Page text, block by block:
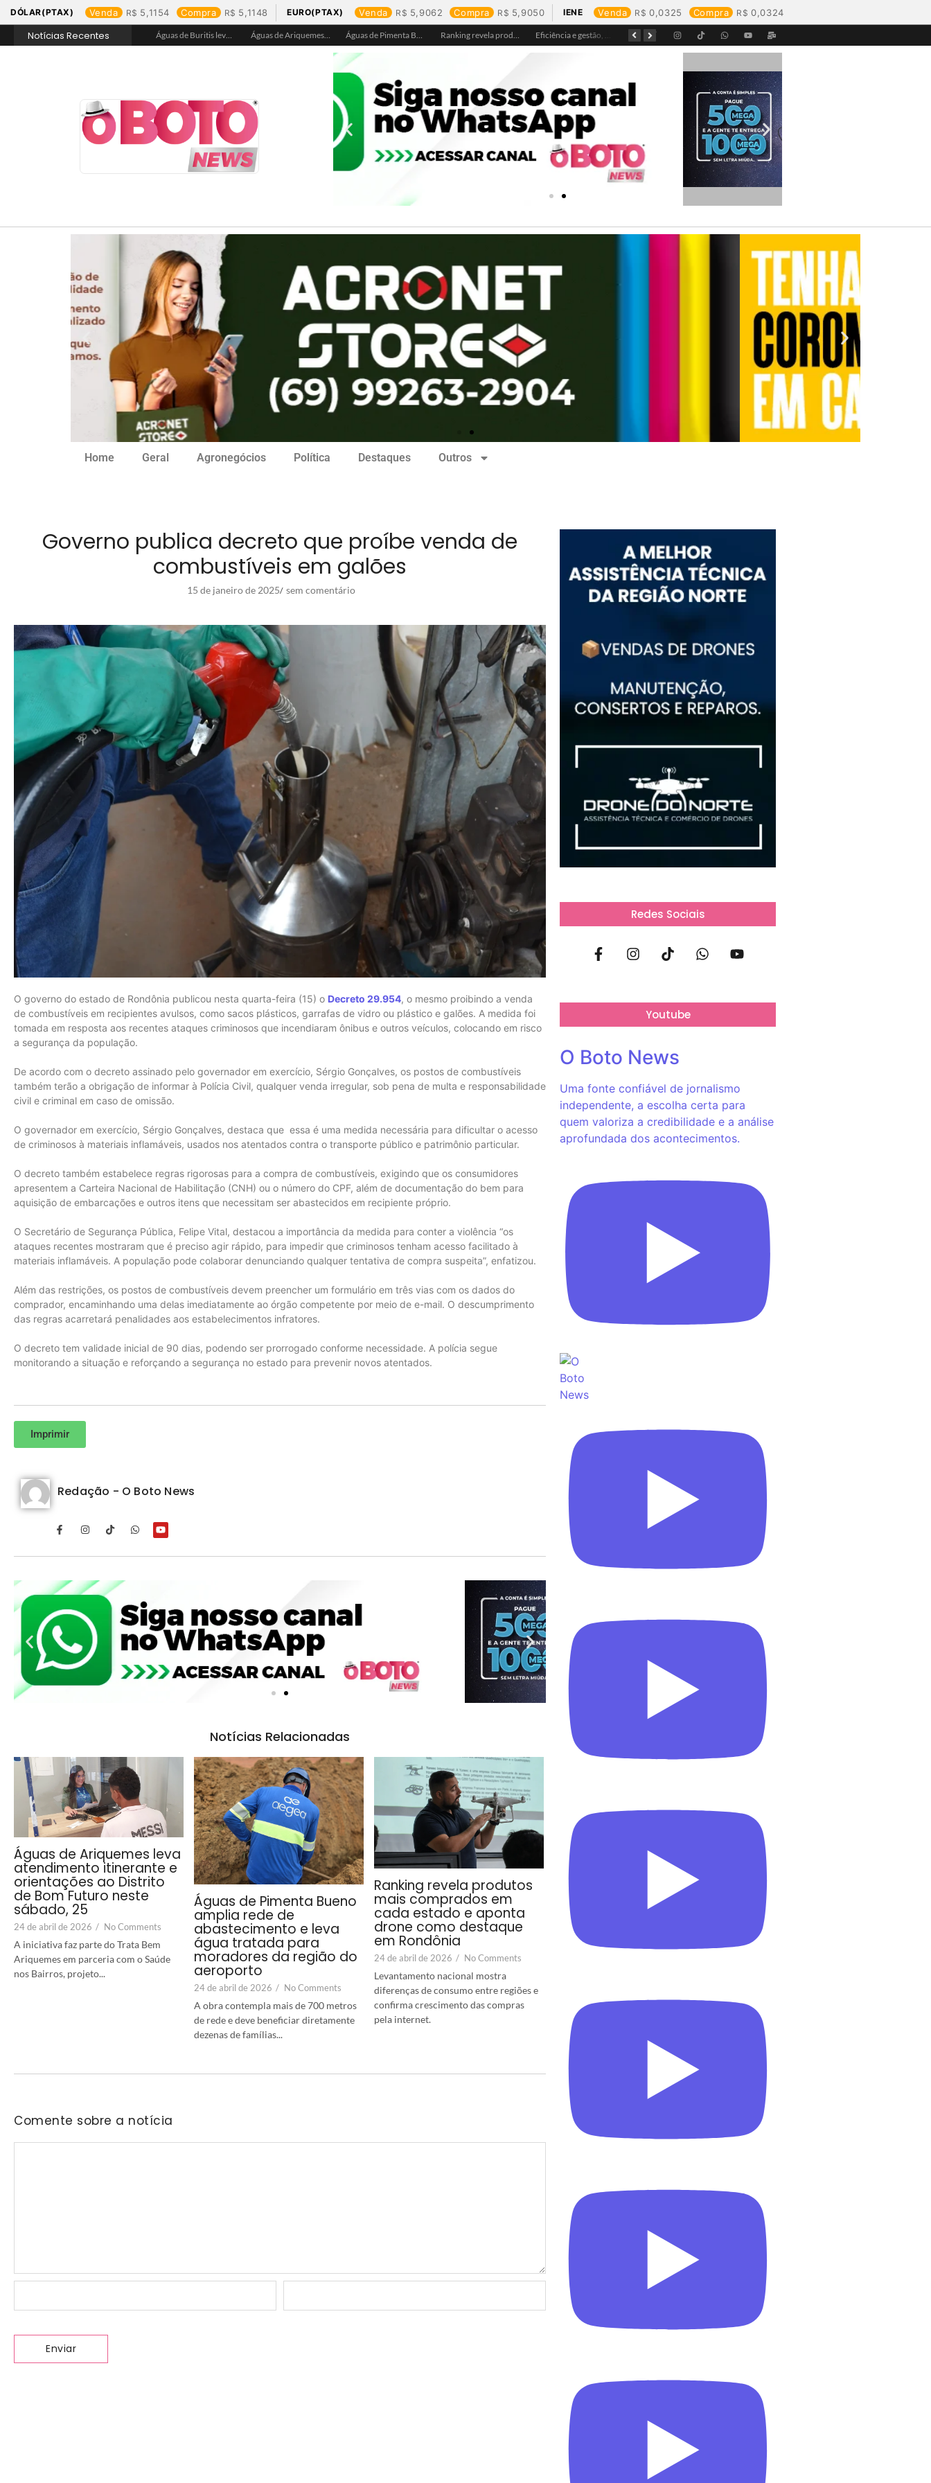
DÓLAR(PTAX) Venda 5,1154 Compra 5,1148 EURO(PTAX) Venda 5,9062 Compra 5,9050 IENE Venda 0,0325 Compra 0,0324
Notícias Recentes
Águas de Jaru garante hidratação e assegura acesso a água tratada na Praça de Alimentação durante Barco Cross Águas de Buritis leva hidratação e conscientização ao Festival de Flores de Holambra Águas de Ariquemes leva atendimento itinerante e orientações ao Distrito de Bom Futuro neste sábado, 25 Águas de Pimenta Bueno amplia rede de abastecimento e leva água tratada para moradores da região do aeroporto Ranking revela produtos mais comprados em cada estado e aponta drone como destaque em Rondônia Eficiência e gestão, Buritis se torna referência em controle de perdas de água
Home Geral Agronegócios Política Destaques Outros
Governo publica decreto que proíbe venda de
combustíveis em galões
15 de janeiro de 2025/ sem comentário
O governo do estado de Rondônia publicou nesta quarta-feira (15) o Decreto 29.954, o mesmo proibindo a venda
de combustíveis em recipientes avulsos, como sacos plásticos, garrafas de vidro ou plástico e galões. A medida foi
tomada em resposta aos recentes ataques criminosos que incendiaram ônibus e outros veículos, colocando em risco
a segurança da população.
De acordo com o decreto assinado pelo governador em exercício, Sérgio Gonçalves, os postos de combustíveis
também terão a obrigação de informar à Polícia Civil, qualquer venda irregular, sob pena de multa e responsabilidade
civil e criminal em caso de omissão.
O governador em exercício, Sérgio Gonçalves, destaca que essa é uma medida necessária para dificultar o acesso
de criminosos à materiais inflamáveis, usados nos atentados contra o transporte público e patrimônio particular.
O decreto também estabelece regras rigorosas para a compra de combustíveis, exigindo que os consumidores
apresentem a Carteira Nacional de Habilitação (CNH) ou o número do CPF, além de documentação do bem para
aquisição de embarcações e outros itens que necessitam ser abastecidos em recipiente próprio.
O Secretário de Segurança Pública, Felipe Vital, destacou a importância da medida para conter a violência “os
ataques recentes mostraram que é preciso agir rápido, para impedir que criminosos tenham acesso facilitado à
materiais inflamáveis. A população pode colaborar denunciando qualquer tentativa de compra suspeita”, enfatizou.
Além das restrições, os postos de combustíveis devem preencher um formulário em três vias com os dados do
comprador, encaminhando uma delas imediatamente ao órgão competente por meio de e-mail. O descumprimento
das regras acarretará penalidades aos estabelecimentos infratores.
O decreto tem validade inicial de 90 dias, podendo ser prorrogado conforme necessidade. A polícia segue
monitorando a situação e reforçando a segurança no estado para prevenir novos atentados.
Imprimir
Redação - O Boto News
Notícias Relacionadas
Águas de Ariquemes leva
atendimento itinerante e
orientações ao Distrito
de Bom Futuro neste
sábado, 25
24 de abril de 2026 / No Comments
A iniciativa faz parte do Trata Bem
Ariquemes em parceria com o Saúde
nos Bairros, projeto...
Águas de Pimenta Bueno
amplia rede de
abastecimento e leva
água tratada para
moradores da região do
aeroporto
24 de abril de 2026 / No Comments
A obra contempla mais de 700 metros
de rede e deve beneficiar diretamente
dezenas de famílias...
Ranking revela produtos
mais comprados em
cada estado e aponta
drone como destaque
em Rondônia
24 de abril de 2026 / No Comments
Levantamento nacional mostra
diferenças de consumo entre regiões e
confirma crescimento das compras
pela internet.
Comente sobre a notícia
Redes Sociais
Youtube
O Boto News
Uma fonte confiável de jornalismo
independente, a escolha certa para
quem valoriza a credibilidade e a análise
aprofundada dos acontecimentos.